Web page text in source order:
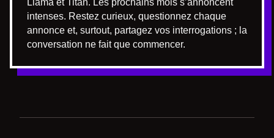
intenses. Restez curieux, questionnez chaque
annonce et, surtout, partagez vos interrogations ; la
conversation ne fait que commencer.